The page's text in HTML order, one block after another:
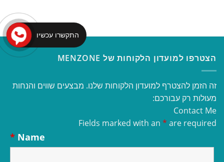
הצטרפו למועדון הלקוחות של MENZONE
זה הזמן להצטרף למועדון הלקוחות שלנו. מבצעים שווים והנחות
מעולות רק עבורכם:
Contact Me
Fields marked with an * are required
Name
*
התקשרו עכשיו